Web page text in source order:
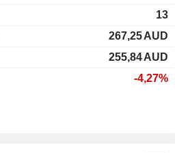
13
267,25AUD
255,84AUD
-4,27%